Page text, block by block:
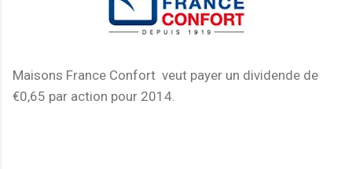
Maisons France Confort veut payer un dividende de
€0,65 par action pour 2014.